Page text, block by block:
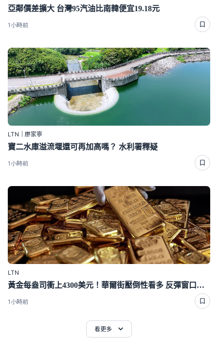
亞鄰價差擴大 台灣95汽油比南韓便宜19.18元
1小時前
LTN｜廖家寧
寶二水庫溢流堰還可再加高嗎？ 水利署釋疑
1小時前
LTN
黃金每盎司衝上4300美元！華爾街壓倒性看多 反彈窗口打開了？
1小時前
看更多